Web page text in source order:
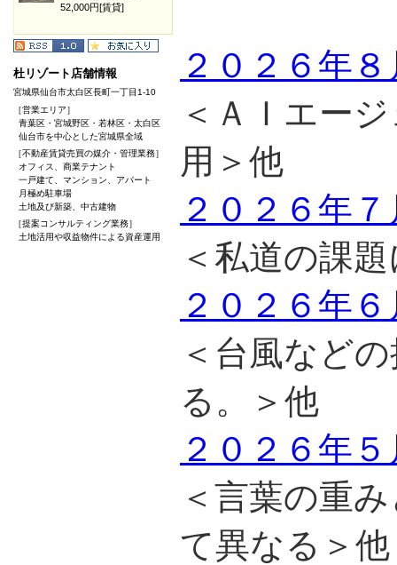
２０２６年
＜ＡＩエー
用＞他
２０２６年
＜私道の課
２０２６年
＜台風など
る。＞他
２０２６年
＜言葉の重
て異なる＞他
52,000円[賃貸]
杜リゾート店舗情報
宮城県仙台市太白区長町一丁目1-10
［営業エリア］
青葉区・宮城野区・若林区・太白区
仙台市を中心とした宮城県全域
［不動産賃貸売買の媒介・管理業務］
オフィス、商業テナント
一戸建て、マンション、アパート
月極め駐車場
土地及び新築、中古建物
［提案コンサルティング業務］
土地活用や収益物件による資産運用